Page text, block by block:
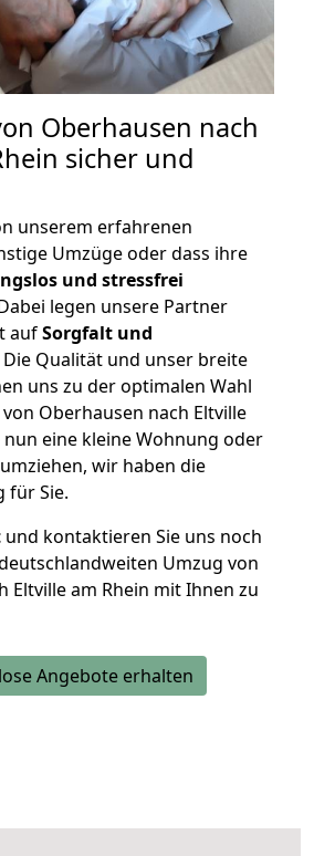
Oberhausen nach
sicher und
unserem erfahrenen
Umzüge oder dass ihre
und stressfrei
legen unsere Partner
aufSorgfalt und
Die Qualität und unser breite
uns zu der optimalen Wahl
Oberhausen nach Eltville
nun eine kleine Wohnung oder
wir haben die
für Sie.
und kontaktieren Sie uns noch
Umzug von
Eltville am Rhein mit Ihnen zu
Angebote erhalten